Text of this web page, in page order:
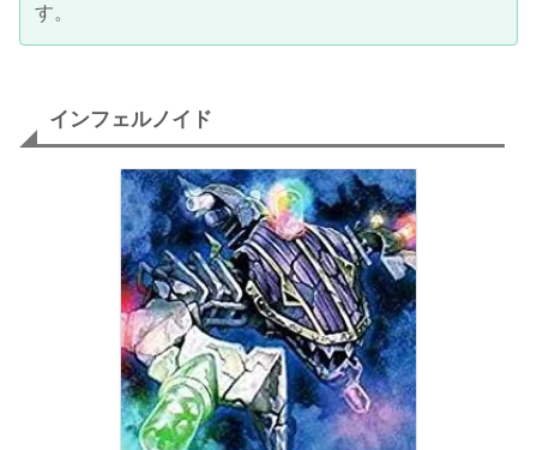
す。
インフェルノイド